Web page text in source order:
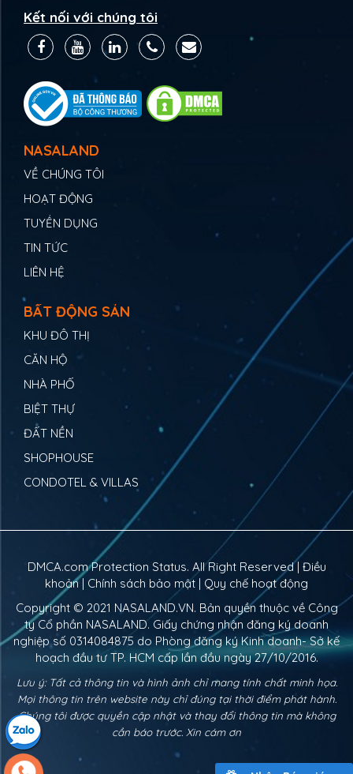
Kết nối với chúng tôi
NASALAND
VỀ CHÚNG TÔI
HOẠT ĐỘNG
TUYỂN DỤNG
TIN TỨC
LIÊN HỆ
BẤT ĐỘNG SẢN
KHU ĐÔ THỊ
CĂN HỘ
NHÀ PHỐ
BIỆT THỰ
ĐẤT NỀN
SHOPHOUSE
CONDOTEL & VILLAS
DMCA.com Protection Status. All Right Reserved | Điều
khoản| Chính sách bảo mật | Quy chế hoạt động
Copyright © 2021 NASALAND.VN. Bản quyền thuộc về Công
ty Cổ phần NASALAND. Giấy chứng nhận đăng ký doanh
nghiệp số 0314084875 do Phòng đăng ký Kinh doanh- Sở kế
hoạch đầu tư TP. HCM cấp lần đầu ngày 27/10/2016.
Lưu ý: Tất cả thông tin và hình ảnh chỉ mang tính chất minh họa.
Mọi thông tin trên website này chỉ đúng tại thời điểm phát hành.
Chúng tôi được quyền cập nhật và thay đổi thông tin mà không
cần báo trước. Xin cám ơn